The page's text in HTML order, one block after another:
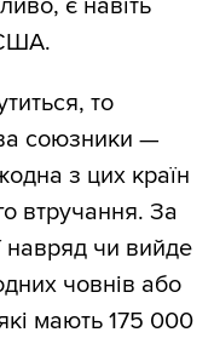
є навіть
то
союзники —
з цих країн
втручання. За
навряд чи вийде
човнів або
мають 175 000